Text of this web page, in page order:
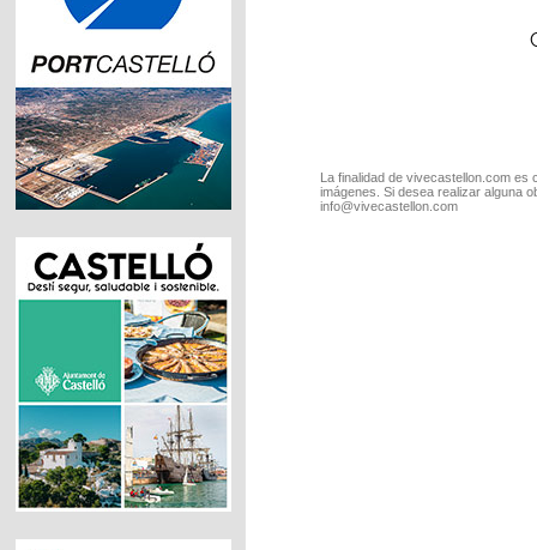
La finalidad de vivecastellon.com
imágenes. Si desea realizar alguna
info@vivecastellon.com